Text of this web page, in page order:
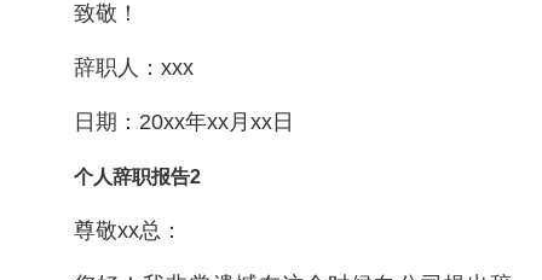
致敬！
辞职人：xxx
日期：20xx年xx月xx日
个人辞职报告2
尊敬xx总：